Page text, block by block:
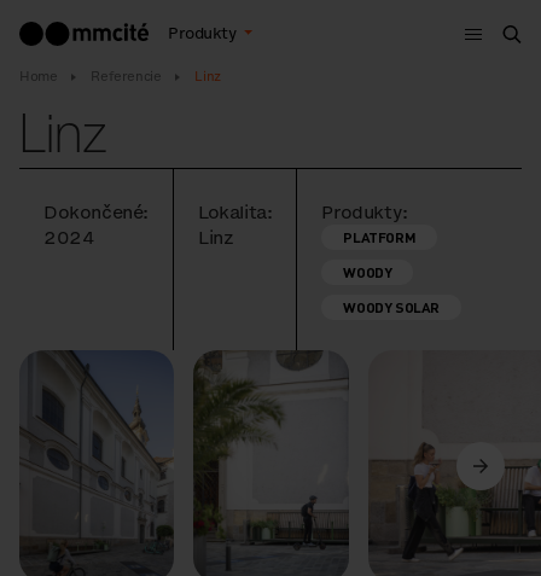
Produkty
Menu
Home Referencie Linz
Linz
Dokončené:
2024
Lokalita:
Linz
Produkty:
PLATFORM
WOODY
WOODY SOLAR
Predchádzajúci